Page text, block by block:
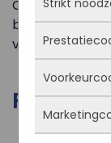
Onlangs
balklaag
vervangen
FOTO'S
Deze
kunnen
ze alleen
inloggen,
Met deze
bezocht
komen en
kunnen
Deze